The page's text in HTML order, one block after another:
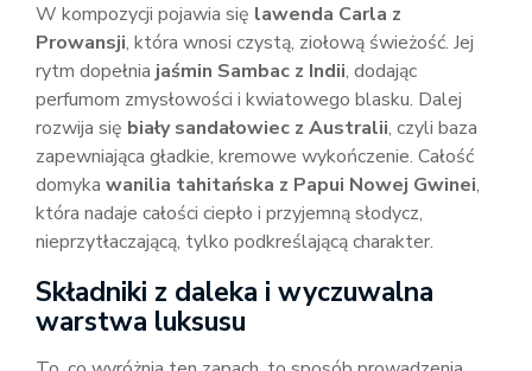
W kompozycji pojawia się lawenda Carla z
Prowansji, która wnosi czystą, ziołową świeżość. Jej
rytm dopełnia jaśmin Sambac z Indii, dodając
perfumom zmysłowości i kwiatowego blasku. Dalej
rozwija się biały sandałowiec z Australii, czyli baza
zapewniająca gładkie, kremowe wykończenie. Całość
domyka wanilia tahitańska z Papui Nowej Gwinei,
która nadaje całości ciepło i przyjemną słodycz,
nieprzytłaczającą, tylko podkreślającą charakter.
Składniki z daleka i wyczuwalna
warstwa luksusu